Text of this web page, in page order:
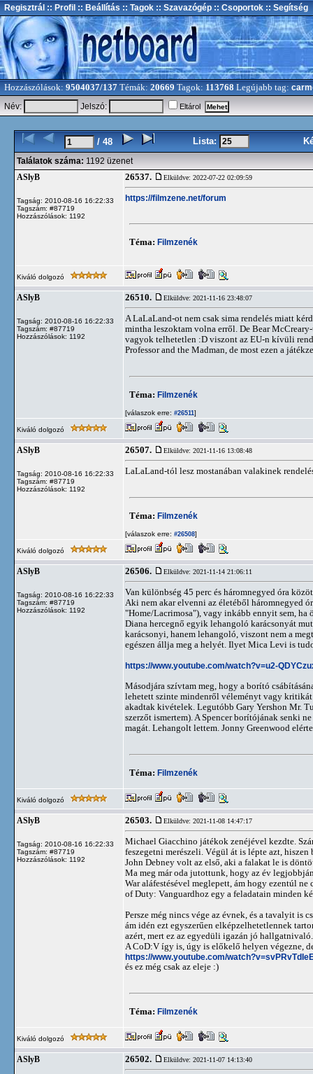
Regisztrál :: Profil :: Beállítás :: Tagok :: Szavazógép :: Csoportok :: Segítség
Hozzászólások: 9504037/137 Témák: 20669 Tagok: 113768 Legújabb tag:
Név:
Jelszó: Eltárol
/ 48 Lista:
Találatok száma: 1192 üzenet
ASlyB
Tagság: 2010-08-16 16:22:33
Tagszám: #87719
Hozzászólások: 1192
26537. Elküldve: 2022-07-22 02:09:59
https://filmzene.net/forum
Téma: Filmzenék
Kiváló dolgozó
ASlyB
Tagság: 2010-08-16 16:22:33
Tagszám: #87719
Hozzászólások: 1192
26510. Elküldve: 2021-11-16 23:48:07
A LaLaLand-ot nem csak sima rendelés miatt
mintha leszoktam volna erről. De Bear
vagyok telhetetlen :D viszont az EU-n kívüli
Professor and the Madman, de most ezen a
Téma: Filmzenék
[válaszok erre: #26511]
Kiváló dolgozó
ASlyB
Tagság: 2010-08-16 16:22:33
Tagszám: #87719
Hozzászólások: 1192
26507. Elküldve: 2021-11-16 13:08:48
LaLaLand-tól lesz mostanában valakinek
Téma: Filmzenék
[válaszok erre: #26508]
Kiváló dolgozó
ASlyB
Tagság: 2010-08-16 16:22:33
Tagszám: #87719
Hozzászólások: 1192
26506. Elküldve: 2021-11-14 21:06:11
Van különbség 45 perc és háromnegyed óra
Aki nem akar elvenni az életéből háromnegyed
"Home/Lacrimosa"), vagy inkább ennyit sem, ha
Diana hercegnő egyik lehangoló karácsonyát
karácsonyi, hanem lehangoló, viszont nem a
egészen állja meg a helyét. Ilyet Mica Levi is
https://www.youtube.com/watch?v=u2-
Másodjára szívtam meg, hogy a borító
lehetett szinte mindenről véleményt vagy
akadtak kivételek. Legutóbb Gary Yershon Mr.
szerzőt ismertem). A Spencer borítójának senki
magát. Lehangolt lettem. Jonny Greenwood
Téma: Filmzenék
Kiváló dolgozó
ASlyB
Tagság: 2010-08-16 16:22:33
Tagszám: #87719
Hozzászólások: 1192
26503. Elküldve: 2021-11-08 14:47:17
Michael Giacchino játékok zenéjével kezdte.
feszegetni merészeli. Végül át is lépte azt,
John Debney volt az első, aki a falakat le is
Ma meg már oda jutottunk, hogy az év
War aláfestésével meglepett, ám hogy ezentúl
of Duty: Vanguardhoz egy a feladatain minden
Persze még nincs vége az évnek, és a tavalyit
ám idén ezt egyszerűen elképzelhetetlennek
azért, mert ez az egyedüli igazán jó
A CoD:V így is, úgy is előkelő helyen végezne,
https://www.youtube.com/
és ez még csak az eleje :)
Téma: Filmzenék
Kiváló dolgozó
ASlyB 26502. Elküldve: 2021-11-07 14:13:40